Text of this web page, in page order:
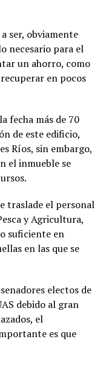
ser, obviamente
necesario para el
un ahorro, como
en pocos
fecha más de 70
de este edificio,
Ríos, sin embargo,
el inmueble se
traslade el personal
y Agricultura,
suficiente en
en las que se
electos de
debido al gran
el
es que